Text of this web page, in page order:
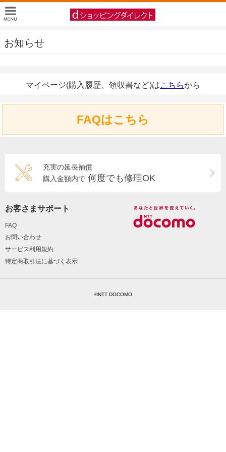
お知らせ
マイページ(購入履歴、領収書など)はこちらから
FAQはこちら
充実の延長補償
購入金額内で 何度でも修理OK
お客さまサポート
FAQ
お問い合わせ
サービス利用規約
特定商取引法に基づく表示
©NTT DOCOMO